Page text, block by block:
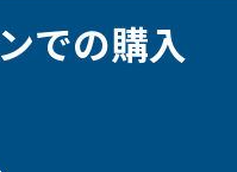
での購入